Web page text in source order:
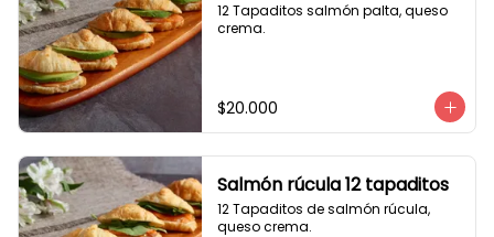
12 Tapaditos salmón palta, queso
crema.
$20.000
Salmón rúcula 12 tapaditos
12 Tapaditos de salmón rúcula,
queso crema.